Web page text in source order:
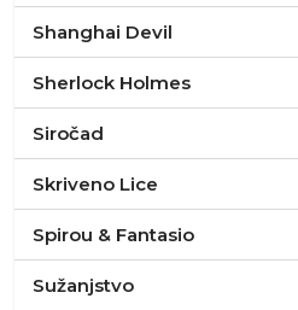
Shanghai Devil
Sherlock Holmes
Siročad
Skriveno Lice
Spirou & Fantasio
Sužanjstvo